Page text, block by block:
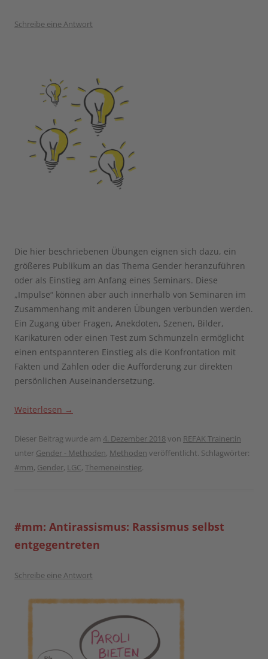
Schreibe eine Antwort
Die hier beschriebenen Übungen eignen sich dazu, ein
größeres Publikum an das Thema Gender heranzuführen
oder als Einstieg am Anfang eines Seminars. Diese
„Impulse“ können aber auch innerhalb von Seminaren im
Zusammenhang mit anderen Übungen verbunden werden.
Ein Zugang über Fragen, Anekdoten, Szenen, Bilder,
Karikaturen oder einen Test zum Schmunzeln ermöglicht
einen entspannteren Einstieg als die Konfrontation mit
Fakten und Zahlen oder die Aufforderung zur direkten
persönlichen Auseinandersetzung.
Weiterlesen →
Dieser Beitrag wurde am 4. Dezember 2018von REFAK Trainer:in
unter Gender - Methoden, Methoden veröffentlicht. Schlagwörter:
#mm, Gender, LGC, Themeneinstieg.
#mm: Antirassismus: Rassismus selbst
entgegentreten
Schreibe eine Antwort